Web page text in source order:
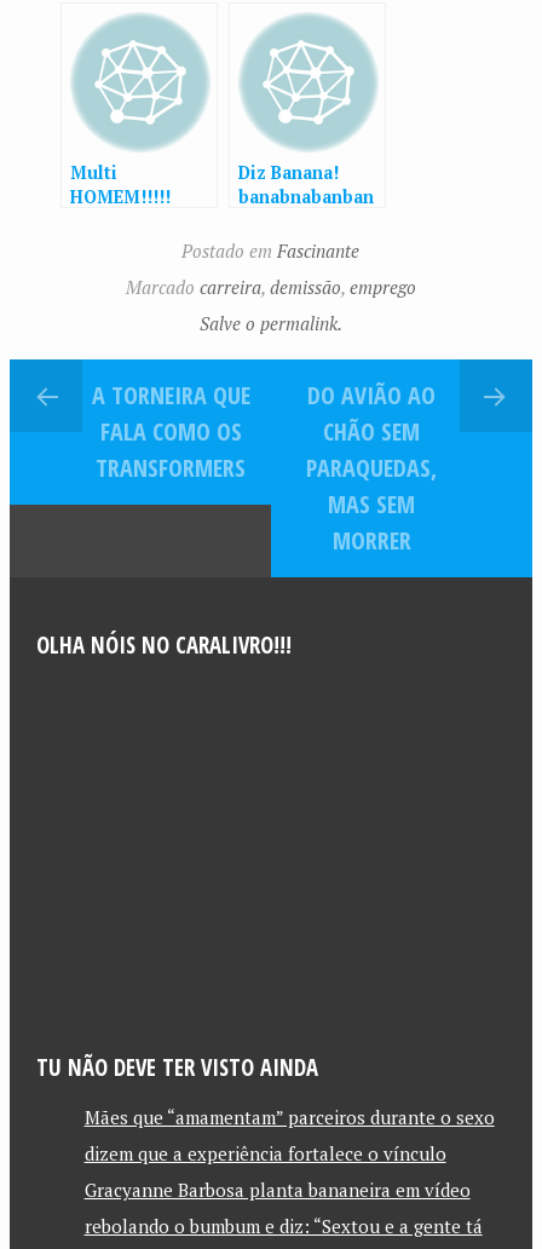
traição
Multi
HOMEM!!!!!
Diz Banana!
banabnabanban
;-)
Postado emFascinante
Marcado carreira, demissão, emprego
Salve o permalink.
A TORNEIRA QUE
FALA COMO OS
TRANSFORMERS
DO AVIÃO AO
CHÃO SEM
PARAQUEDAS,
MAS SEM
MORRER
OLHA NÓIS NO CARALIVRO!!!
TU NÃO DEVE TER VISTO AINDA
Mães que “amamentam” parceiros durante o sexo
dizem que a experiência fortalece o vínculo
Gracyanne Barbosa planta bananeira em vídeo
rebolando o bumbum e diz: “Sextou e a gente tá